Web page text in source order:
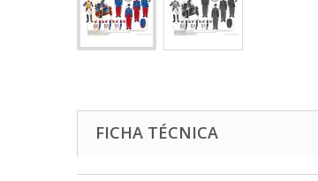
FICHA TÉCNICA